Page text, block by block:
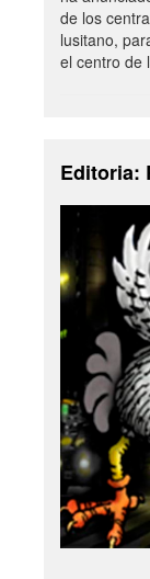
de los
lusitano,
el centro de
Editoria: